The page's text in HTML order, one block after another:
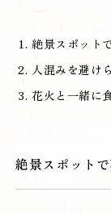
絶景スポット
人混みを避け
花火と一緒に
絶景スポット